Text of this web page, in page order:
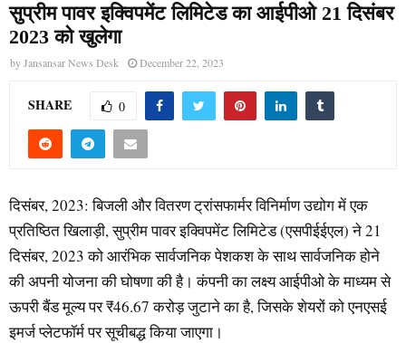
सुप्रीम पावर इक्विपमेंट लिमिटेड का आईपीओ 21 दिसंबर
2023 को खुलेगा
byJansansar News Desk December 22, 2023
SHARE 0
दिसंबर, 2023: बिजली और वितरण ट्रांसफार्मर विनिर्माण उद्योग में एक
प्रतिष्ठित खिलाड़ी, सुप्रीम पावर इक्विपमेंट लिमिटेड (एसपीईईएल) ने 21
दिसंबर, 2023 को आरंभिक सार्वजनिक पेशकश के साथ सार्वजनिक होने
की अपनी योजना की घोषणा की है। कंपनी का लक्ष्य आईपीओ के माध्यम से
ऊपरी बैंड मूल्य पर ₹46.67 करोड़ जुटाने का है, जिसके शेयरों को एनएसई
इमर्ज प्लेटफॉर्म पर सूचीबद्ध किया जाएगा।